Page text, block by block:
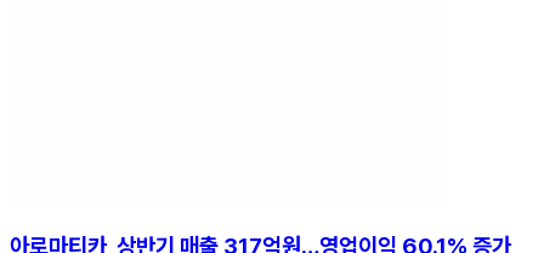
아로마티카, 상반기 매출 317억원…영업이익 60.1% 증가